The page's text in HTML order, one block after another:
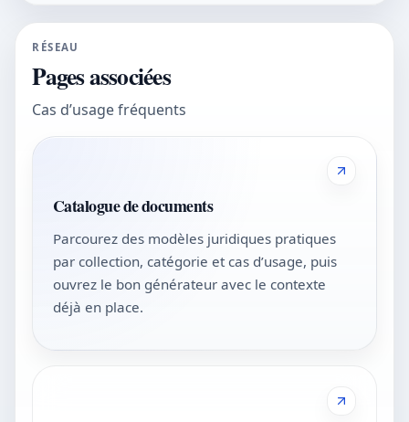
RÉSEAU
Pages associées
Cas d’usage fréquents
Catalogue de documents
Parcourez des modèles juridiques pratiques
par collection, catégorie et cas d’usage, puis
ouvrez le bon générateur avec le contexte
déjà en place.